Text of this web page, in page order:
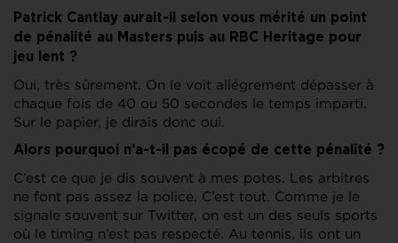
Patrick Cantlay aurait-il selon vous mérité un point
de pénalité au Masters puis au RBC Heritage pour
jeu lent ?
Oui, très sûrement. On le voit allégrement dépasser à
chaque fois de 40 ou 50 secondes le temps imparti.
Sur le papier, je dirais donc oui.
Alors pourquoi n’a-t-il pas écopé de cette pénalité ?
C’est ce que je dis souvent à mes potes. Les arbitres
ne font pas assez la police. C’est tout. Comme je le
signale souvent sur Twitter, on est un des seuls sports
où le timing n’est pas respecté. Au tennis, ils ont un